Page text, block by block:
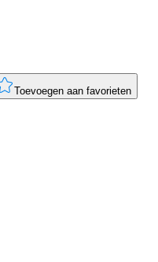
Toevoegen aan favorieten